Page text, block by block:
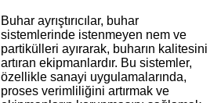
Buhar ayrıştırıcılar, buhar
sistemlerinde istenmeyen nem ve
partikülleri ayırarak, buharın kalitesini
artıran ekipmanlardır. Bu sistemler,
özellikle sanayi uygulamalarında,
proses verimliliğini artırmak ve